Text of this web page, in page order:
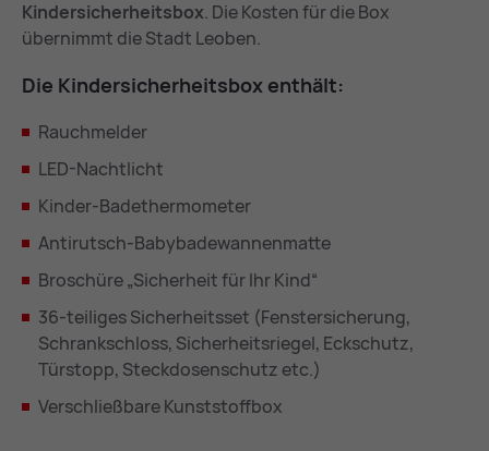
Kindersicherheitsbox. Die Kosten für die Box
übernimmt die Stadt Leoben.
Die Kin­der­si­cher­heits­box ent­hält:
Rauchmelder
LED-Nachtlicht
Kinder-Badethermometer
Antirutsch-Babybadewannenmatte
Broschüre „Sicherheit für Ihr Kind“
36-teiliges Sicherheitsset (Fenstersicherung,
Schrankschloss, Sicherheitsriegel, Eckschutz,
Türstopp, Steckdosenschutz etc.)
Verschließbare Kunststoffbox